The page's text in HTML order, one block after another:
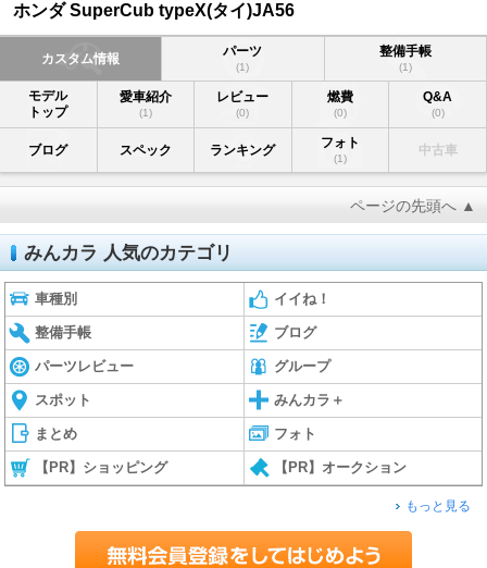
ホンダ SuperCub typeX(タイ)JA56
カスタム情報 パーツ
(1)
整備手帳
(1)
モデル
トップ
愛車紹介
(1)
レビュー
(0)
燃費
(0)
Q&A
(0)
ブログ スペック ランキング フォト
(1)
中古車
ページの先頭へ ▲
みんカラ 人気のカテゴリ
車種別 イイね！
整備手帳 ブログ
パーツレビュー グループ
スポット みんカラ＋
まとめ フォト
【PR】ショッピング 【PR】オークション
もっと見る